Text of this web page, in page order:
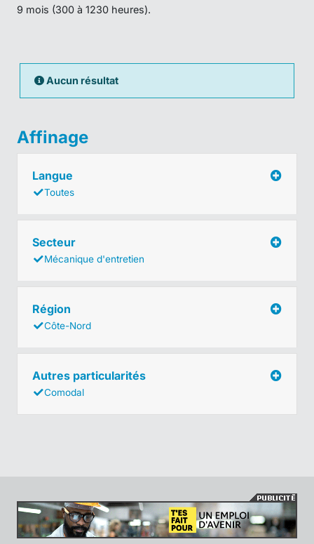
9 mois (300 à 1230 heures).
Aucun résultat
Affinage
Langue
Toutes
Secteur
Mécanique d'entretien
Région
Côte-Nord
Autres particularités
Comodal